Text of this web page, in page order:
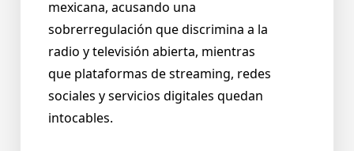
mexicana, acusando una
sobrerregulación que discrimina a la
radio y televisión abierta, mientras
que plataformas de streaming, redes
sociales y servicios digitales quedan
intocables.